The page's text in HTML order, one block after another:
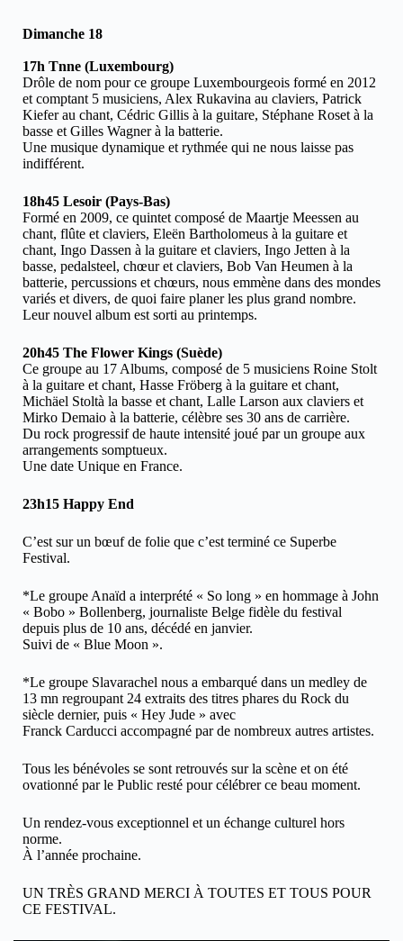
Dimanche 18
17h Tnne (Luxembourg)
Drôle de nom pour ce groupe Luxembourgeois formé en 2012
et comptant 5 musiciens, Alex Rukavina au claviers, Patrick
Kiefer au chant, Cédric Gillis à la guitare, Stéphane Roset à la
basse et Gilles Wagner à la batterie.
Une musique dynamique et rythmée qui ne nous laisse pas
indifférent.
18h45 Lesoir (Pays-Bas)
Formé en 2009, ce quintet composé de Maartje Meessen au
chant, flûte et claviers, Eleën Bartholomeus à la guitare et
chant, Ingo Dassen à la guitare et claviers, Ingo Jetten à la
basse, pedalsteel, chœur et claviers, Bob Van Heumen à la
batterie, percussions et chœurs, nous emmène dans des mondes
variés et divers, de quoi faire planer les plus grand nombre.
Leur nouvel album est sorti au printemps.
20h45 The Flower Kings (Suède)
Ce groupe au 17 Albums, composé de 5 musiciens Roine Stolt
à la guitare et chant, Hasse Fröberg à la guitare et chant,
Michäel Stoltà la basse et chant, Lalle Larson aux claviers et
Mirko Demaio à la batterie, célèbre ses 30 ans de carrière.
Du rock progressif de haute intensité joué par un groupe aux
arrangements somptueux.
Une date Unique en France.
23h15 Happy End
C’est sur un bœuf de folie que c’est terminé ce Superbe
Festival.
*Le groupe Anaïd a interprété « So long » en hommage à John
« Bobo » Bollenberg, journaliste Belge fidèle du festival
depuis plus de 10 ans, décédé en janvier.
Suivi de « Blue Moon ».
*Le groupe Slavarachel nous a embarqué dans un medley de
13 mn regroupant 24 extraits des titres phares du Rock du
siècle dernier, puis « Hey Jude » avec
Franck Carducci accompagné par de nombreux autres artistes.
Tous les bénévoles se sont retrouvés sur la scène et on été
ovationné par le Public resté pour célébrer ce beau moment.
Un rendez-vous exceptionnel et un échange culturel hors
norme.
À l’année prochaine.
UN TRÈS GRAND MERCI À TOUTES ET TOUS POUR
CE FESTIVAL.